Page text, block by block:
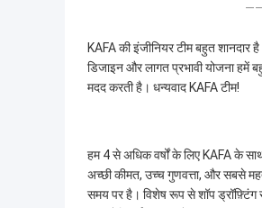
——
KAFA की इंजीनियर टीम बहुत शानदार
डिजाइन और लागत प्रभावी योजना हमें
मदद करती है। धन्यवाद KAFA टीम!
हम 4 से अधिक वर्षों के लिए KAFA के
अच्छी कीमत, उच्च गुणवत्ता, और सबसे
समय पर है। विशेष रूप से शॉप ड्रॉफ़्टिंग